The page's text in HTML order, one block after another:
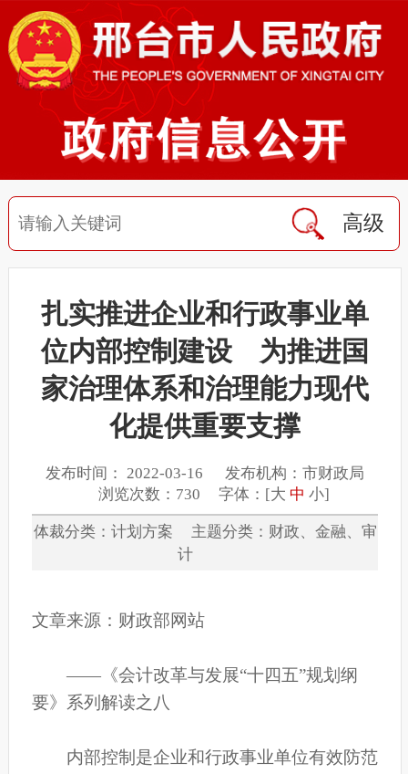
高级
扎实推进企业和行政事业单
位内部控制建设 为推进国
家治理体系和治理能力现代
化提供重要支撑
发布时间： 2022-03-16 发布机构：市财政局
浏览次数：730 字体：[大 中 小]
体裁分类：计划方案 主题分类：财政、金融、审
计
文章来源：财政部网站
——《会计改革与发展“十四五”规划纲
要》系列解读之八
内部控制是企业和行政事业单位有效防范